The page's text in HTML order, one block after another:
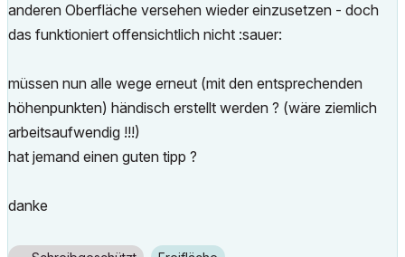
anderen Oberfläche versehen wieder einzusetzen - doch
das funktioniert offensichtlich nicht :sauer:
müssen nun alle wege erneut (mit den entsprechenden
höhenpunkten) händisch erstellt werden ? (wäre ziemlich
arbeitsaufwendig !!!)
hat jemand einen guten tipp ?
danke